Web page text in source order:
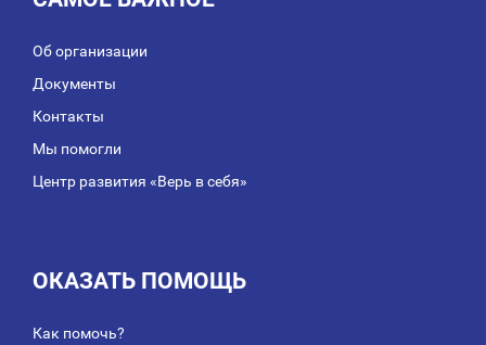
Об организации
Документы
Контакты
Мы помогли
Центр развития «Верь в себя»
ОКАЗАТЬ ПОМОЩЬ
Как помочь?